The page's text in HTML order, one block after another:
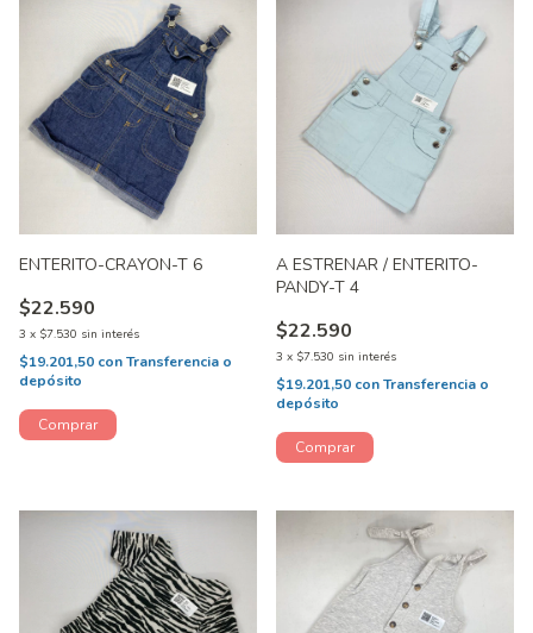
ENTERITO-CRAYON-T 6
$22.590
3 x $7.530 sin interés
$19.201,50 conTransferencia o
depósito
A ESTRENAR / ENTERITO-
PANDY-T 4
$22.590
3 x $7.530 sin interés
$19.201,50 conTransferencia o
depósito